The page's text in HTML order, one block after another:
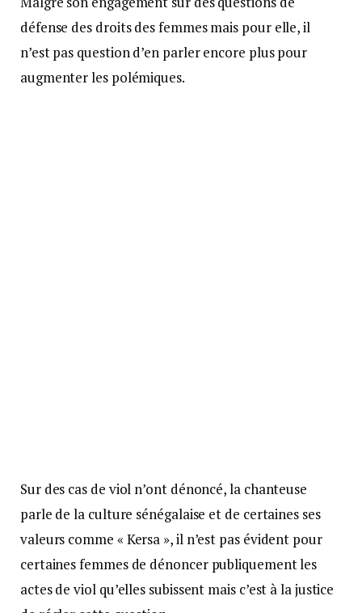
défense des droits des femmes mais pour elle, il
n’est pas question d’en parler encore plus pour
augmenter les polémiques.
Sur des cas de viol n’ont dénoncé, la chanteuse
parle de la culture sénégalaise et de certaines ses
valeurs comme « Kersa », il n’est pas évident pour
certaines femmes de dénoncer publiquement les
actes de viol qu’elles subissent mais c’est à la justice